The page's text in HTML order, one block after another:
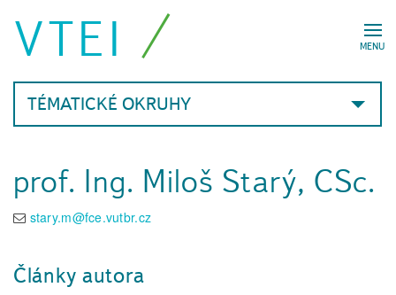
MENU
VTEI
TÉMATICKÉ OKRUHY
prof. Ing. Miloš Starý, CSc.
stary.m@fce.vutbr.cz
Články autora